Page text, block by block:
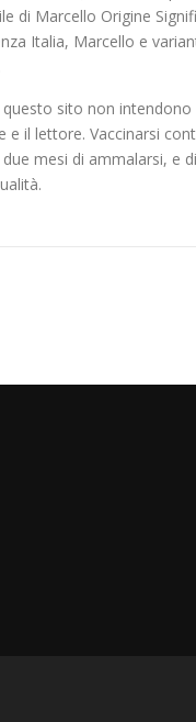
di Marcello Origine
Italia, Marcello e
sito non
e il lettore. Vaccinarsi
mesi di ammalarsi, e